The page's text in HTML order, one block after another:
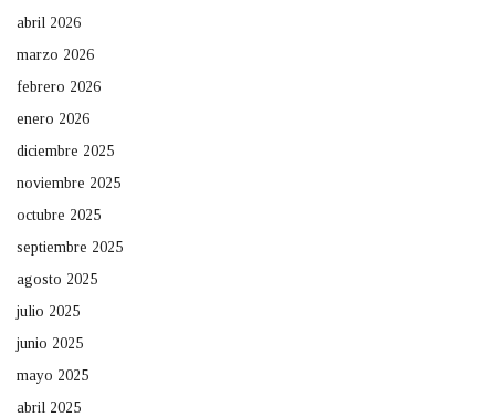
abril 2026
marzo 2026
febrero 2026
enero 2026
diciembre 2025
noviembre 2025
octubre 2025
septiembre 2025
agosto 2025
julio 2025
junio 2025
mayo 2025
abril 2025